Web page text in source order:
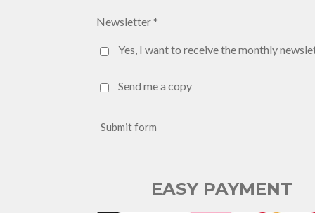
Newsletter *
Yes, I want to receive the monthly
Send me a copy
Submit form
EASY PAYMENT